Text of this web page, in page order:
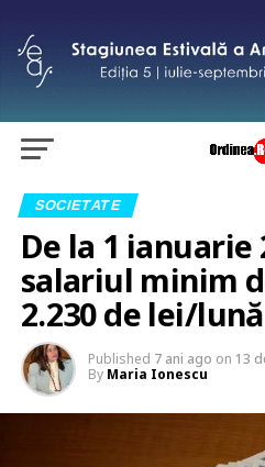
SOCIETATE
De la 1 ianuarie
salariul minim
2.230 de lei/lună
Published 7 ani ago on 13
By Maria Ionescu